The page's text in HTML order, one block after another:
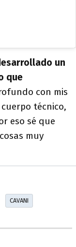
un
que
con mis
técnico,
eso sé que
muy
CAVANI